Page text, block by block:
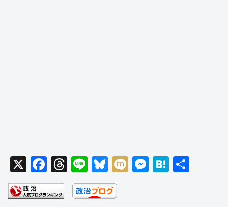
X
F
a
c
T
hr
e
Li
n
e
Bl
u
e
M
M
H